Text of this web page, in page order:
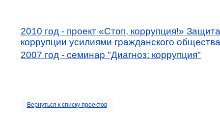
2010 год - проект «Стоп, коррупция!»
коррупции усилиями гражданского
2007 год - семинар "Диагноз: коррупция"
Вернуться к списку проектов